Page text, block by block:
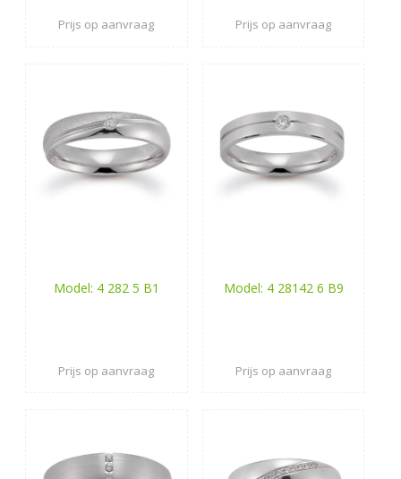
Prijs op aanvraag Prijs op aanvraag
Model: 4 282 5 B1
Prijs op aanvraag
Model: 4 28142 6 B9
Prijs op aanvraag